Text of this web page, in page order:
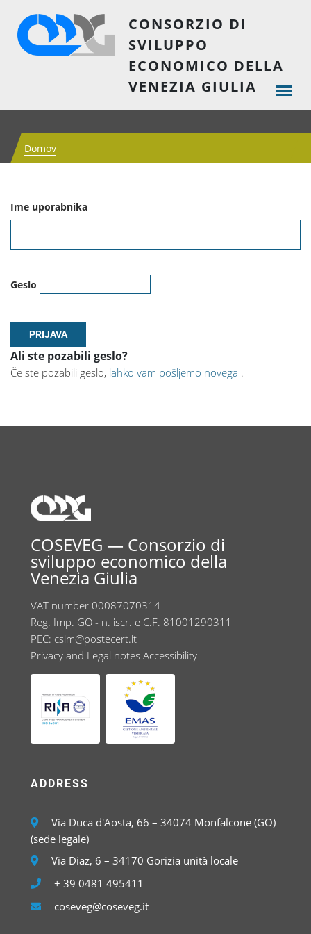
CONSORZIO DI
SVILUPPO
ECONOMICO DELLA
VENEZIA GIULIA
Domov
Ime uporabnika
Geslo
Ali ste pozabili geslo?
Če ste pozabili geslo, lahko vam pošljemo novega .
COSEVEG — Consorzio di
sviluppo economico della
Venezia Giulia
VAT number 00087070314
Reg. Imp. GO - n. iscr. e C.F. 81001290311
PEC: csim@postecert.it
Privacy and Legal notes Accessibility
ADDRESS
Via Duca d'Aosta, 66 – 34074 Monfalcone (GO)
(sede legale)
Via Diaz, 6 – 34170 Gorizia unità locale
+ 39 0481 495411
coseveg@coseveg.it